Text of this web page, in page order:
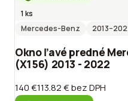
1 ks
Mercedes-Benz
2013
Okno ľavé predné
(X156) 2013 - 2022
140 €113.82 €bez DPH